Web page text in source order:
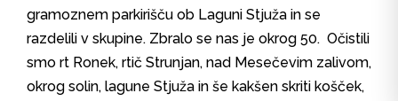
gramoznem parkirišču ob Laguni Stjuža in se
razdelili v skupine. Zbralo se nas je okrog 50. Očistili
smo rt Ronek, rtič Strunjan, nad Mesečevim zalivom,
okrog solin, lagune Stjuža in še kakšen skriti košček,